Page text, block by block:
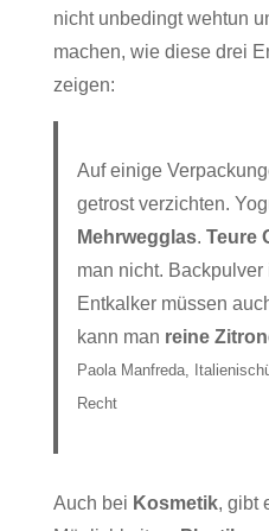
nicht unbedingt wehtun
machen, wie diese drei
zeigen:
Auf einige
getrost verzichten.
Mehrwegglas. Teure
man nicht. Backpulver
Entkalker müssen
kann man reine
Paola Manfreda,
Recht
Auch bei Kosmetik, gibt